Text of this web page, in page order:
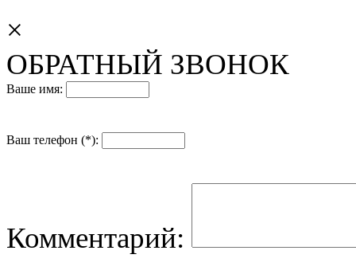
×
ОБРАТНЫЙ ЗВОНОК
Ваше имя:
Ваш телефон (*):
Комментарий: